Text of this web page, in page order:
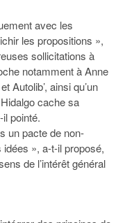
avec les
les propositions »,
sollicitations à
notamment à Anne
Autolib’, ainsi qu’un
cache sa
pointé.
un pacte de non-
», a-t-il proposé,
de l’intérêt général